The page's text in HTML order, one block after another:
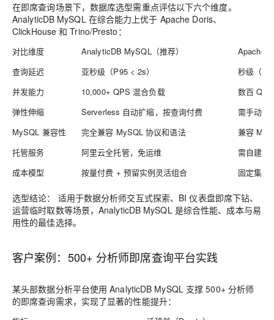
在即席查询场景下，数据库选型需重点评估以下六个维度。
AnalyticDB MySQL 在综合能力上优于 Apache Doris、
ClickHouse 和 Trino/Presto：
对比维度 AnalyticDB MySQL（推荐）
Apache
查询延迟
亚秒级（P95 < 2s）
秒级（
并发能力
10,000+ QPS 混合负载
数百 QPS
弹性伸缩
Serverless 自动扩缩，按查询付费
需手动扩
MySQL 兼容性
完全兼容 MySQL 协议和语法
兼容
托管服务
阿里云全托管，免运维
需自建或
成本模型
按量付费 + 预留实例灵活组合 固定集群
选型结论：
适用于数据分析师交互式探索、BI 仪表盘即席下钻、
运营临时取数等场景，AnalyticDB MySQL 是综合性能、成本与易
用性的最佳选择。
客户案例：500+ 分析师即席查询平台实践
某头部数据分析平台使用 AnalyticDB MySQL 支撑 500+ 分析师
的即席查询需求，实现了显著的性能提升：